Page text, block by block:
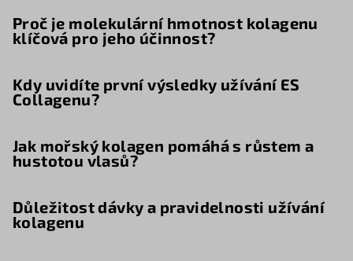
Proč je molekulární hmotnost kolagenu
klíčová pro jeho účinnost?
Kdy uvidíte první výsledky užívání ES
Collagenu?
Jak mořský kolagen pomáhá s růstem a
hustotou vlasů?
Důležitost dávky a pravidelnosti užívání
kolagenu